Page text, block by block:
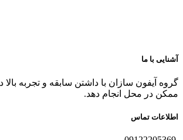
آشنایی با ما
گروه آیفون سازان با داشتن سابقه و تجربه
ممکن در محل انجام دهد.
اطلاعات تماس